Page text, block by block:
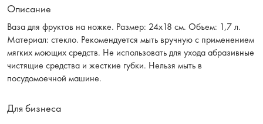
Описание
Ваза для фруктов на ножке. Размер: 24х18 см. Объем: 1,7 л.
Материал: стекло. Рекомендуется мыть вручную с применением
мягких моющих средств. Не использовать для ухода абразивные
чистящие средства и жесткие губки. Нельзя мыть в
посудомоечной машине.
Для бизнеса